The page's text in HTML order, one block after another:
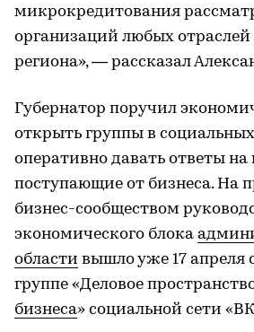
микрокредитования
организаций любых
региона», — рассказал
Губернатор поручил
открыть группы в
оперативно давать ответы на
поступающие от бизнеса. На
бизнес-сообществом
экономического блока
области вышло уже 17 апреля
группе «Деловое
бизнеса» социальной сети